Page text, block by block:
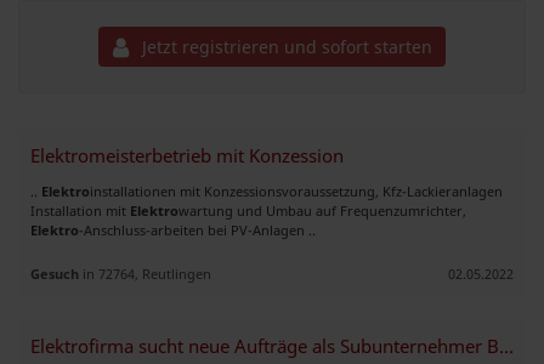
Jetzt registrieren und sofort starten
Elektromeisterbetrieb mit Konzession
.. Elektroinstallationen mit Konzessionsvoraussetzung, Kfz-Lackieranlagen
Installation mit Elektrowartung und Umbau auf Frequenzumrichter,
Elektro-Anschluss-arbeiten bei PV-Anlagen ..
Gesuch in 72764, Reutlingen 02.05.2022
Elektrofirma sucht neue Aufträge als Subunternehmer Bundesweit